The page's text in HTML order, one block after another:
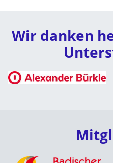
Wir danken